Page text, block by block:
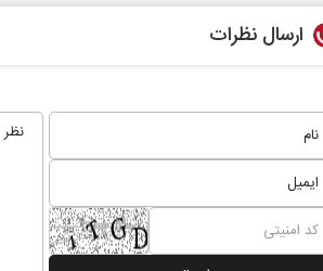
ارسال نظرات